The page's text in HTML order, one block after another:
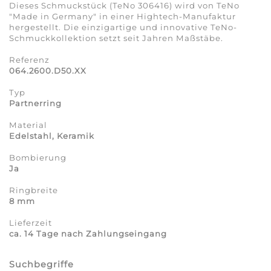
Dieses Schmuckstück (TeNo 306416) wird von TeNo
"Made in Germany" in einer Hightech-Manufaktur
hergestellt. Die einzigartige und innovative TeNo-
Schmuckkollektion setzt seit Jahren Maßstäbe.
Referenz
064.2600.D50.XX
Typ
Partnerring
Material
Edelstahl, Keramik
Bombierung
Ja
Ringbreite
8 mm
Lieferzeit
ca. 14 Tage nach Zahlungseingang
Suchbegriffe